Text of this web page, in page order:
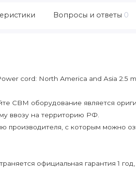
Вопросы и ответы 0
cord: North America and Asia 2.5 m
CBM оборудование является
ввозу на территорию РФ.
производителя, с которым можно
официальная гарантия 1